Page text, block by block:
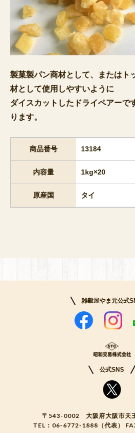
製菓製パン商材として、またはト
材として使用しやすいように
ダイスカットしたドライペアーで
ります。
商品番号 13184
内容量 1kg×20
原産国 タイ
雑穀屋やま元公式
公式SNS
〒543-0002 大阪府大阪市天
TEL： 06-6772-1888 （代表）